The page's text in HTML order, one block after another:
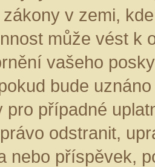
v zemi,
může vést k
vašeho
bude
pro případné
právo odstranit,
nebo příspěvek,